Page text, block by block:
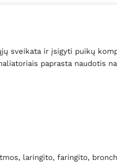
sveikata ir įsigyti puikų
paprasta naudotis
laringito, faringito,